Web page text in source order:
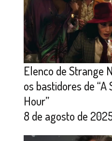
Elenco de Strange
os bastidores de “A
Hour”
8 de agosto de